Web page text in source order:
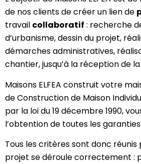
de nos clients de créer un lien de
travail collaboratif : recherche
d’urbanisme, dessin du projet,
démarches administratives,
chantier, jusqu’à la réception de
Maisons ELFEA construit votre
de Construction de Maison
par la loi du 19 décembre 1990,
l’obtention de toutes les
Tous les critères sont donc réunis
projet se déroule correctement :